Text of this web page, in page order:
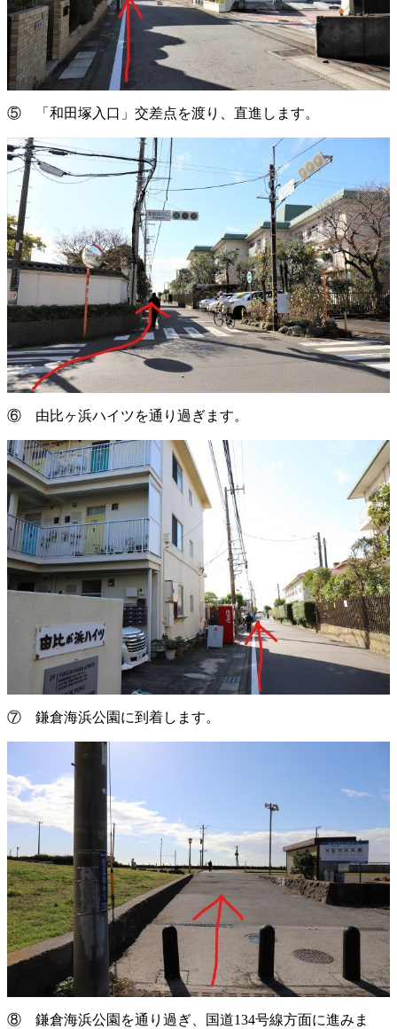
⑤ 「和田塚入口」交差点を渡り、直進します。
⑥ 由比ヶ浜ハイツを通り過ぎます。
⑦ 鎌倉海浜公園に到着します。
⑧ 鎌倉海浜公園を通り過ぎ、国道134号線方面に進みま